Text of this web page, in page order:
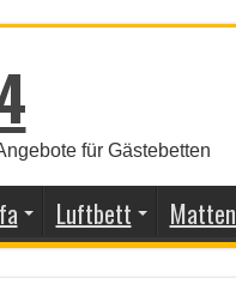
für Gästebetten
Luftbett